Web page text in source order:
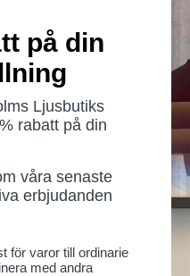
Torsdag: 11-18
Lördag: 11-16
Stängt
8 stängt
på din
Ljusbutiks
rabatt på din
våra senaste
erbjudanden
för varor till ordinarie
med andra